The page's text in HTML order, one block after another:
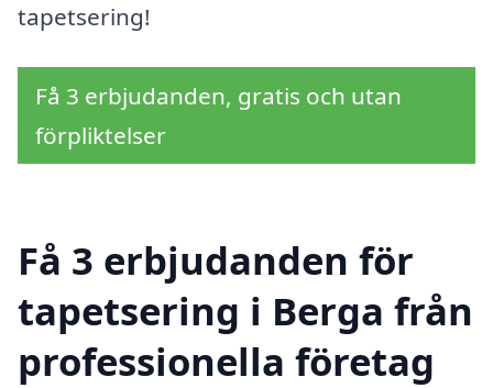
tapetsering!
Få 3 erbjudanden, gratis och utan
förpliktelser
Få 3 erbjudanden för
tapetsering i Berga från
professionella företag